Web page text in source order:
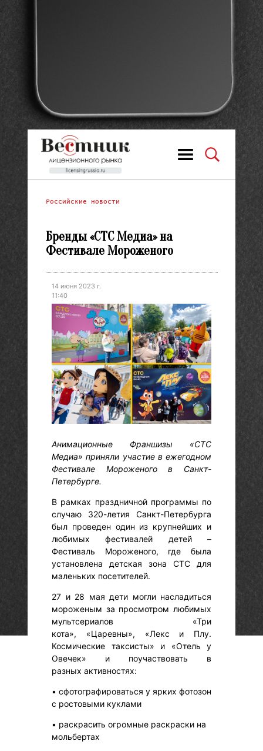
Российские новости
Бренды «СТС Медиа» на
Фестивале Мороженого
14 июня 2023 г.
11:40
Анимационные Франшизы «СТС
Медиа» приняли участие в ежегодном
Фестивале Мороженого в Санкт-
Петербурге.
В рамках праздничной программы по
случаю 320-летия Санкт-Петербурга
был проведен один из крупнейших и
любимых фестивалей детей –
Фестиваль Мороженого, где была
установлена детская зона СТС для
маленьких посетителей.
27 и 28 мая дети могли насладиться
мороженым за просмотром любимых
мультсериалов «Три
кота», «Царевны», «Лекс и Плу.
Космические таксисты» и «Отель у
Овечек» и поучаствовать в
разных активностях:
• сфотографироваться у ярких фотозон
с ростовыми куклами
• раскрасить огромные раскраски на
мольбертах